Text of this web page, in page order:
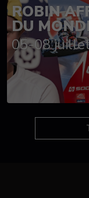
ROBIN
DU
05-08